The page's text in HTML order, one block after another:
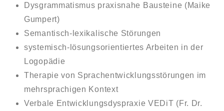
Dysgrammatismus praxisnahe Bausteine (Maike
Gumpert)
Semantisch-lexikalische Störungen
systemisch-lösungsorientiertes Arbeiten in der
Logopädie
Therapie von Sprachentwicklungsstörungen im
mehrsprachigen Kontext
Verbale Entwicklungsdyspraxie VEDiT (Fr. Dr.